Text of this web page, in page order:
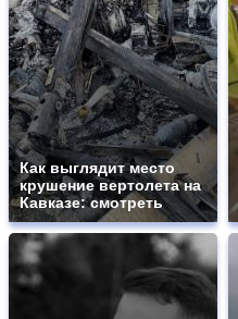
Как выглядит место
крушение вертолета на
Кавказе: смотреть